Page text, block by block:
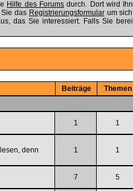
Hilfe des Forumsdurch. Dort wird
das Registrierungsformularum sich
das Sie interessiert. Falls Sie
Beiträge Themen
1 1
denn
1 1
7 5